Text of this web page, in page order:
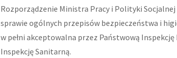
Rozporządzenie Ministra Pracy i Polityki Socjalnej
sprawie ogólnych przepisów bezpieczeństwa i
w pełni akceptowalna przez Państwową
Inspekcję Sanitarną.